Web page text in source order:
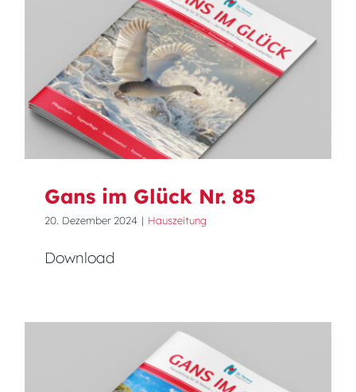
Gans im Glück Nr. 85
Gans im Glück Nr. 85
20. Dezember 2024 | Hauszeitung
Download